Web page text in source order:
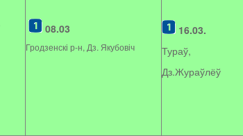
08.03
Гродзенскі р-н, Дз. Якубовіч
16.03.
Тураў,
Дз.Жураўлёў